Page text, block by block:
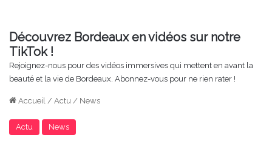
Découvrez Bordeaux en vidéos sur notre
TikTok !
Rejoignez-nous pour des vidéos immersives qui mettent en avant la
beauté et la vie de Bordeaux. Abonnez-vous pour ne rien rater !
Accueil / Actu / News
Actu News